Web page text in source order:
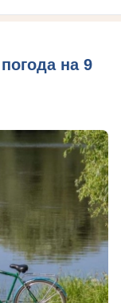
на 9